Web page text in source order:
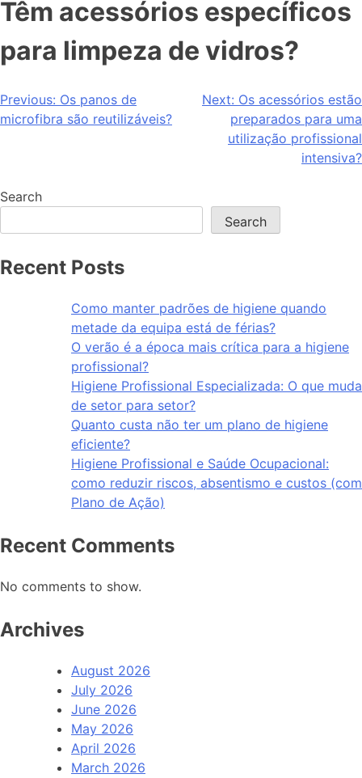
Têm acessórios específicos
para limpeza de vidros?
Previous: Os panos de
microfibra são reutilizáveis?
Next: Os acessórios estão
preparados para uma
utilização profissional
intensiva?
Search
Search
Recent Posts
Como manter padrões de higiene quando
metade da equipa está de férias?
O verão é a época mais crítica para a higiene
profissional?
Higiene Profissional Especializada: O que muda
de setor para setor?
Quanto custa não ter um plano de higiene
eficiente?
Higiene Profissional e Saúde Ocupacional:
como reduzir riscos, absentismo e custos (com
Plano de Ação)
Recent Comments
No comments to show.
Archives
August 2026
July 2026
June 2026
May 2026
April 2026
March 2026